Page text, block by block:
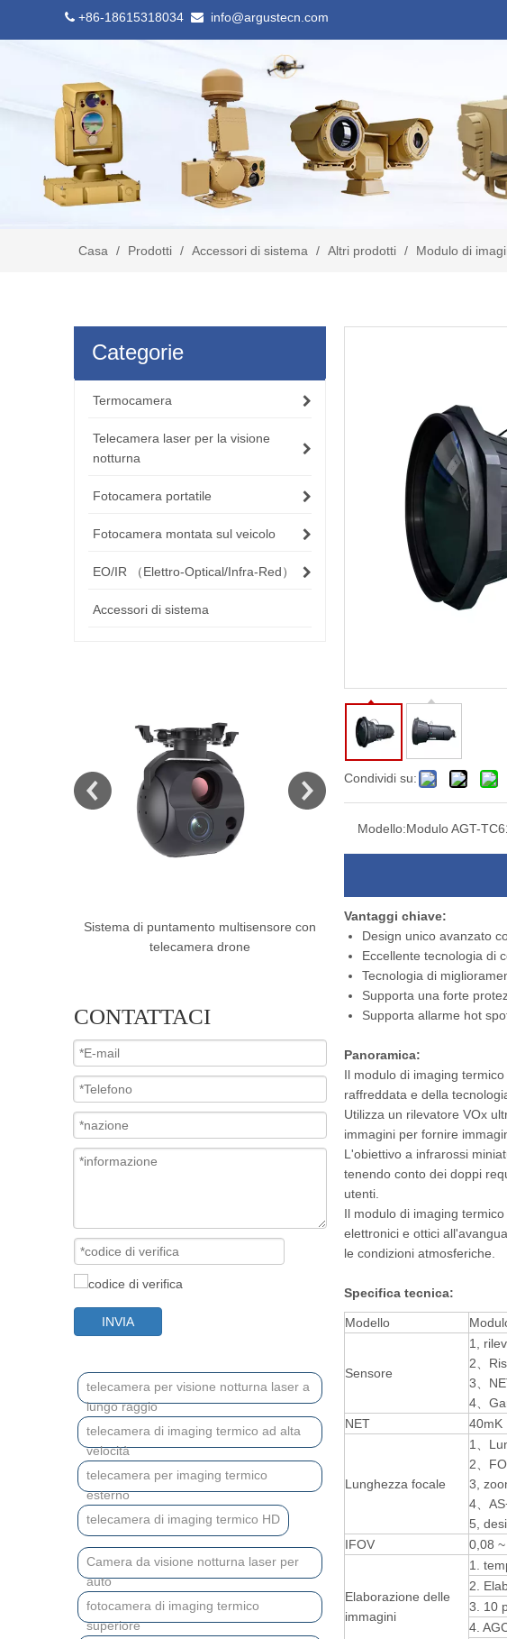
 +86-18615318034  info@argustecn.com
Casa / Prodotti / Accessori di sistema / Altri prodotti / Modulo di
Categorie
Termocamera
Telecamera laser per la visione
notturna
Fotocamera portatile
Fotocamera montata sul veicolo
EO/IR （Elettro-Optical/Infra-Red）
Accessori di sistema
Sistema di puntamento a doppio sensore
con fotocamera drone
Sistema di puntamento a
multisensore con
CONTATTACI
INVIA
telecamera per visione notturna laser a
lungo raggio
telecamera di imaging termico ad alta
velocità
telecamera per imaging termico
esterno
telecamera di imaging termico HD
Camera da visione notturna laser per
auto
fotocamera di imaging termico
superiore
Condividi su:
Modello:Modulo AGT-
Vantaggi chiave:
Design unico avanzato
Eccellente tecnologia di
Tecnologia di
Supporta una forte
Supporta allarme hot
Panoramica:
Il modulo di imaging
raffreddata e della
Utilizza un rilevatore VOx
immagini per fornire
L'obiettivo a infrarossi
tenendo conto dei doppi
utenti.
Il modulo di imaging
elettronici e ottici
le condizioni atmosferiche.
Specifica tecnica:
Modello
Sensore
1,
2、
3、
4、
NET
40mK
Lunghezza focale
1、
2、
3,
4、
5,
IFOV
0,08
Elaborazione delle
immagini
1.
2.
3. 10
4.